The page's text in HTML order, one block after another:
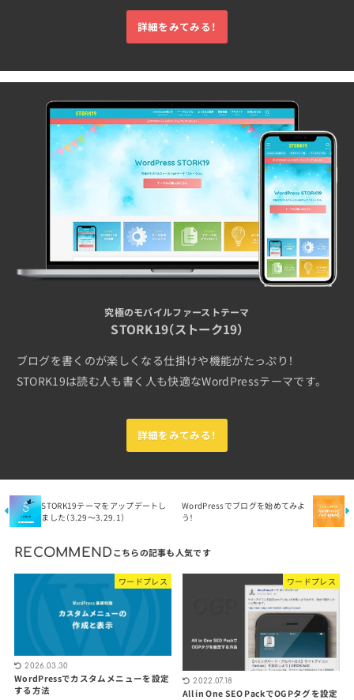
詳細をみてみる！
究極のモバイルファーストテーマ
STORK19（ストーク19）
ブログを書くのが楽しくなる仕掛けや機能がたっぷり！
STORK19は読む人も書く人も快適なWordPressテーマです。
詳細をみてみる！
STORK19テーマをアップデートし
ました（3.29〜3.29.1）
WordPressでブログを始めてみよ
う！
RECOMMEND
ワードプレス
2026.03.30
WordPressでカスタムメニューを設定
する方法
ワードプレス
2022.07.18
All in One SEO PackでOGPタグを設定